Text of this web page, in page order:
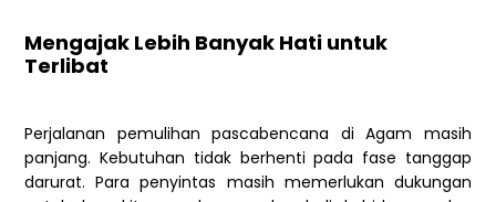
Mengajak Lebih Banyak Hati untuk
Terlibat
Perjalanan pemulihan pascabencana di Agam masih
panjang. Kebutuhan tidak berhenti pada fase tanggap
darurat. Para penyintas masih memerlukan dukungan